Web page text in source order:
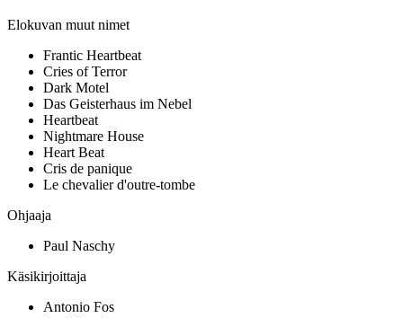
Elokuvan muut nimet
Frantic Heartbeat
Cries of Terror
Dark Motel
Das Geisterhaus im Nebel
Heartbeat
Nightmare House
Heart Beat
Cris de panique
Le chevalier d'outre-tombe
Ohjaaja
Paul Naschy
Käsikirjoittaja
Antonio Fos